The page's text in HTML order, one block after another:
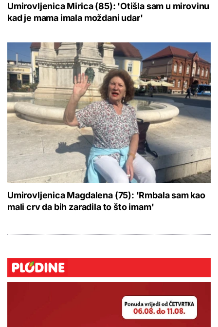
Umirovljenica Mirica (85): 'Otišla sam u mirovinu
kad je mama imala moždani udar'
Umirovljenica Magdalena (75): 'Rmbala sam kao
mali crv da bih zaradila to što imam'